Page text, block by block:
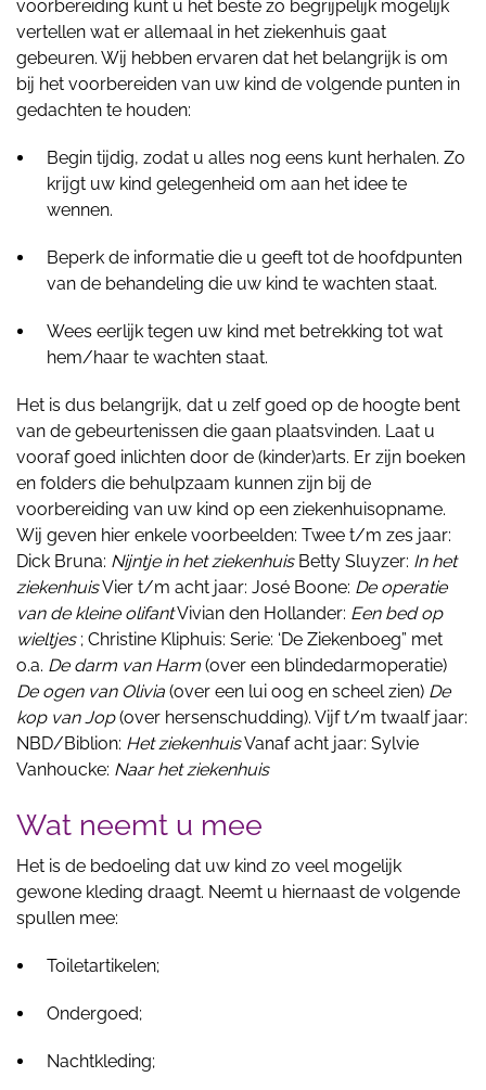
voorbereiding kunt u het beste zo begrijpelijk mogelijk
vertellen wat er allemaal in het ziekenhuis gaat
gebeuren. Wij hebben ervaren dat het belangrijk is om
bij het voorbereiden van uw kind de volgende punten in
gedachten te houden:
Begin tijdig, zodat u alles nog eens kunt herhalen. Zo
krijgt uw kind gelegenheid om aan het idee te
wennen.
Beperk de informatie die u geeft tot de hoofdpunten
van de behandeling die uw kind te wachten staat.
Wees eerlijk tegen uw kind met betrekking tot wat
hem/haar te wachten staat.
Het is dus belangrijk, dat u zelf goed op de hoogte bent
van de gebeurtenissen die gaan plaatsvinden. Laat u
vooraf goed inlichten door de (kinder)arts. Er zijn boeken
en folders die behulpzaam kunnen zijn bij de
voorbereiding van uw kind op een ziekenhuisopname.
Wij geven hier enkele voorbeelden: Twee t/m zes jaar:
Dick Bruna: Nijntje in het ziekenhuisBetty Sluyzer: In het
ziekenhuisVier t/m acht jaar: José Boone: De operatie
van de kleine olifantVivian den Hollander: Een bed op
wieltjes; Christine Kliphuis: Serie: ‘De Ziekenboeg” met
o.a. De darm van Harm (over een blindedarmoperatie)
De ogen van Olivia (over een lui oog en scheel zien) De
kop van Jop(over hersenschudding). Vijf t/m twaalf jaar:
NBD/Biblion: Het ziekenhuisVanaf acht jaar: Sylvie
Vanhoucke: Naar het ziekenhuis
Wat neemt u mee
Het is de bedoeling dat uw kind zo veel mogelijk
gewone kleding draagt. Neemt u hiernaast de volgende
spullen mee:
Toiletartikelen;
Ondergoed;
Nachtkleding;